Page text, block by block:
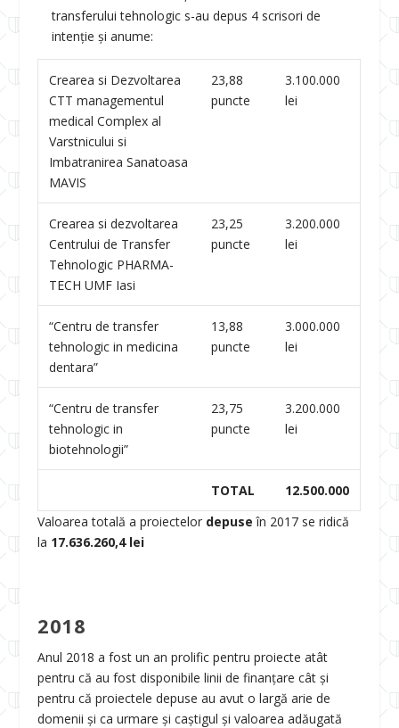
transferului tehnologic s-au depus 4 scrisori de
intenţie şi anume:
Crearea si Dezvoltarea
CTT managementul
medical Complex al
Varstnicului si
Imbatranirea Sanatoasa
MAVIS
23,88
puncte
3.100.000
lei
Crearea si dezvoltarea
Centrului de Transfer
Tehnologic PHARMA-
TECH UMF Iasi
23,25
puncte
3.200.000
lei
“Centru de transfer
tehnologic in medicina
dentara”
13,88
puncte
3.000.000
lei
“Centru de transfer
tehnologic in
biotehnologii”
23,75
puncte
3.200.000
lei
TOTAL
12.500.000
Valoarea totală a proiectelor depuse în 2017 se ridică
la 17.636.260,4 lei
2018
Anul 2018 a fost un an prolific pentru proiecte atât
pentru că au fost disponibile linii de finanţare cât şi
pentru că proiectele depuse au avut o largă arie de
domenii şi ca urmare şi caştigul şi valoarea adăugată